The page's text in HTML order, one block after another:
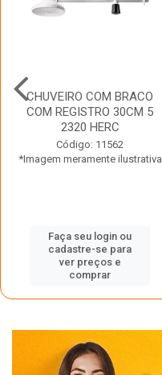
CHUVEIRO COM BRACO
COM REGISTRO 30CM 5
2320 HERC
Código: 11562
*Imagem meramente ilustrativa
Faça seu login ou
cadastre-se para
ver preços e
comprar